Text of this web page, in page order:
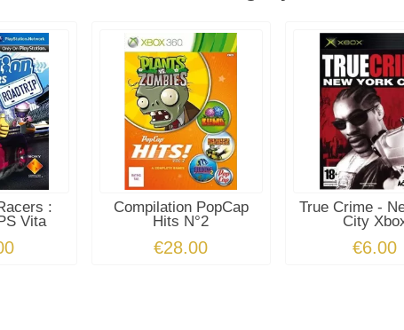
:
Vita
Compilation PopCap
Hits N°2
€28.00
True Crime -
City
€6.00